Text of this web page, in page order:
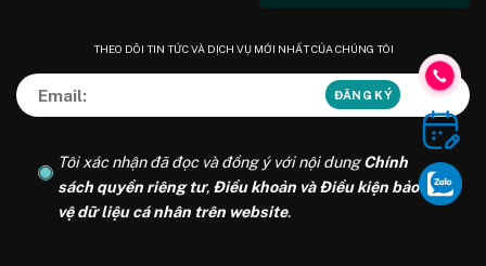
THEO DÕI TIN TỨC VÀ DỊCH VỤ MỚI NHẤT CỦA CHÚNG TÔI
Tôi xác nhận đã đọc và đồng ý với nội dungChính
sách quyền riêng tư, Điều khoản và Điều kiện bảo
vệ dữ liệu cá nhân trên website.